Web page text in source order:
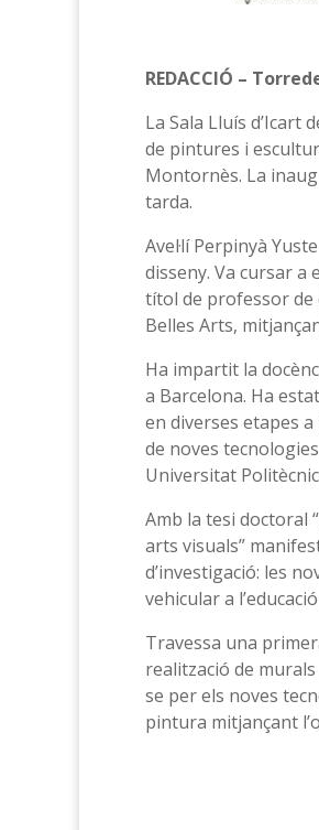
REDACCIÓ –
La Sala Lluís
de pintures i
Montornès. La
tarda.
Avel·lí Perpinyà
disseny. Va cursar a
títol de professor de
Belles Arts,
Ha impartit la
a Barcelona. Ha
en diverses etapes
de noves tecnologies
Universitat
Amb la tesi doctoral
arts visuals”
d’investigació: les
vehicular a
Travessa una
realització de
se per els noves
pintura mitjançant